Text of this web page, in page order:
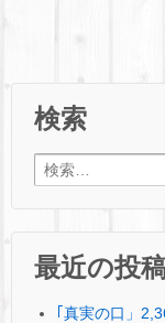
検索
検索:
最近の投
｢真実の口」